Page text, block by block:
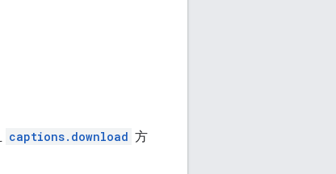
captions.download 方